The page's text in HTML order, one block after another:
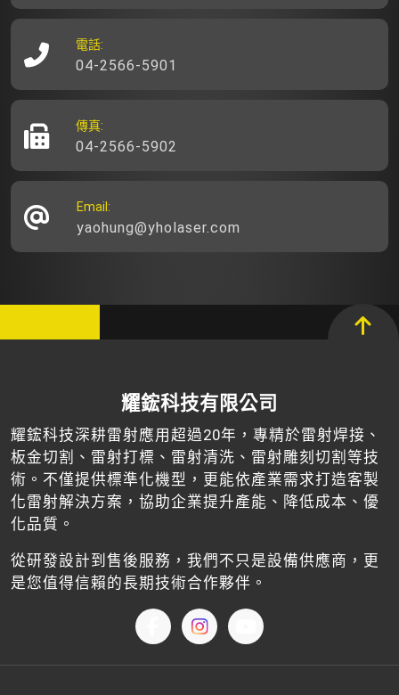
電話:
04-2566-5901
傳真:
04-2566-5902
Email:
yaohung@yholaser.com
耀鋐科技有限公司
耀鋐科技深耕雷射應用超過20年，專精於雷射焊接、
板金切割、雷射打標、雷射清洗、雷射雕刻切割等技
術。不僅提供標準化機型，更能依產業需求打造客製
化雷射解決方案，協助企業提升產能、降低成本、優
化品質。
從研發設計到售後服務，我們不只是設備供應商，更
是您值得信賴的長期技術合作夥伴。